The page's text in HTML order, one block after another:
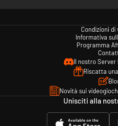
Condizioni di
Informativa
Programma
Il nostro Server
Riscatta
Novità sui
Unisciti alla